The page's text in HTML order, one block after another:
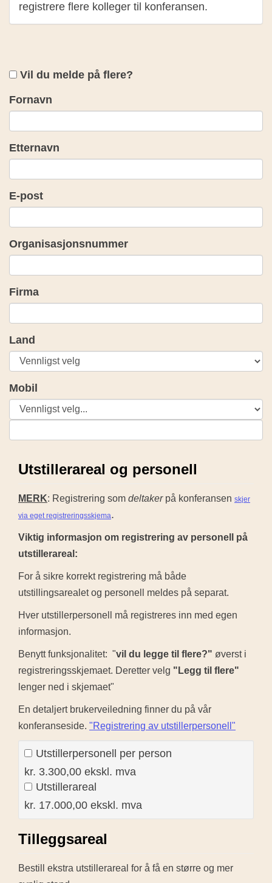
registrere flere kolleger til konferansen.
Vil du melde på flere?
Fornavn
Etternavn
E-post
Organisasjonsnummer
Firma
Land
Mobil
Utstillerareal og personell
MERK: Registrering som deltaker på konferansen skjer
via eget registreringsskjema.
Viktig informasjon om registrering av personell på
utstillerareal:
For å sikre korrekt registrering må både
utstillingsarealet og personell meldes på separat.
Hver utstillerpersonell må registreres inn med egen
informasjon.
Benytt funksjonalitet: "vi l du legge til flere?" øverst i
registreringsskjemaet. Deretter velg "Legg til flere"
lenger ned i skjemaet"
En detaljert brukerveiledning finner du på vår
konferanseside. "Registrering av utstillerpersonell"
Utstillerpersonell per person
kr. 3.300,00 ekskl. mva
Utstillerareal
kr. 17.000,00 ekskl. mva
Tilleggsareal
Bestill ekstra utstillerareal for å få en større og mer